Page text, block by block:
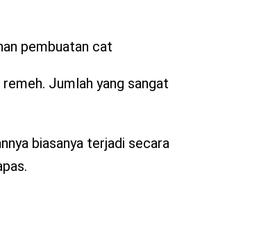
pembuatan cat
Jumlah yang sangat
biasanya terjadi secara